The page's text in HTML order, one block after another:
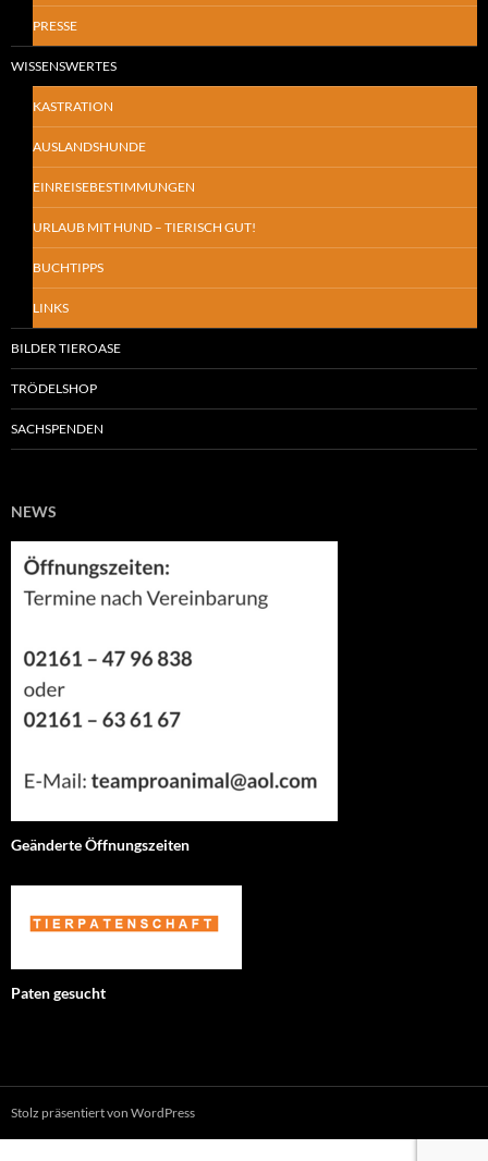
PRESSE
WISSENSWERTES
KASTRATION
AUSLANDSHUNDE
EINREISEBESTIMMUNGEN
URLAUB MIT HUND – TIERISCH GUT!
BUCHTIPPS
LINKS
BILDER TIEROASE
TRÖDELSHOP
SACHSPENDEN
NEWS
Geänderte Öffnungszeiten
Paten gesucht
Stolz präsentiert von WordPress